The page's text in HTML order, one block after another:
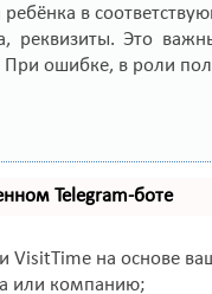
в
реквизиты. Это
ошибке, в роли
Telegram-боте
VisitTime на основе
или компанию;